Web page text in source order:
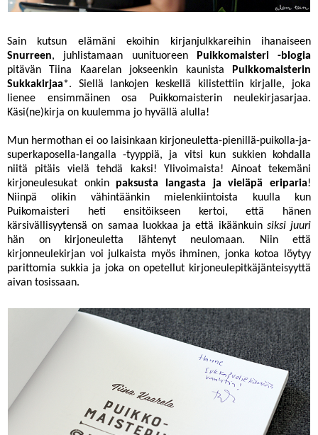
Sain kutsun elämäni ekoihin kirjanjulkkareihin ihanaiseen
Snurreen, juhlistamaan uunituoreen
Puikkomaisteri -blogia
pitävän Tiina Kaarelan jokseenkin kaunista
Puikkomaisterin
Sukkakirjaa*. Siellä lankojen keskellä kilistettiin kirjalle, joka
lienee ensimmäinen osa Puikkomaisterin neulekirjasarjaa.
Käsi(ne)kirja on kuulemma jo hyvällä alulla!
Mun hermothan ei oo laisinkaan kirjoneuletta-pienillä-puikolla-ja-
superkaposella-langalla -tyyppiä, ja vitsi kun sukkien kohdalla
niitä pitäis vielä tehdä kaksi! Ylivoimaista! Ainoat tekemäni
kirjoneulesukat onkin paksusta langasta ja vieläpä eriparia!
Niinpä olikin vähintäänkin mielenkiintoista kuulla kun
Puikomaisteri heti ensitöikseen kertoi, että hänen
kärsivällisyytensä on samaa luokkaa ja että ikäänkuin siksi juuri
hän on kirjoneuletta lähtenyt neulomaan. Niin että
kirjonneulekirjan voi julkaista myös ihminen, jonka kotoa löytyy
parittomia sukkia ja joka on opetellut kirjoneulepitkäjänteisyyttä
aivan tosissaan.